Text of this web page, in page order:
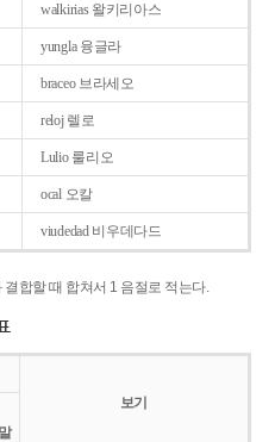
walkirias 왈키리아스
yungla 융글라
braceo 브라세오
reloj 렐로
Lulio 룰리오
ocal 오칼
viudedad 비우데다드
결합할 때 합쳐서 1 음절로 적는다.
보기